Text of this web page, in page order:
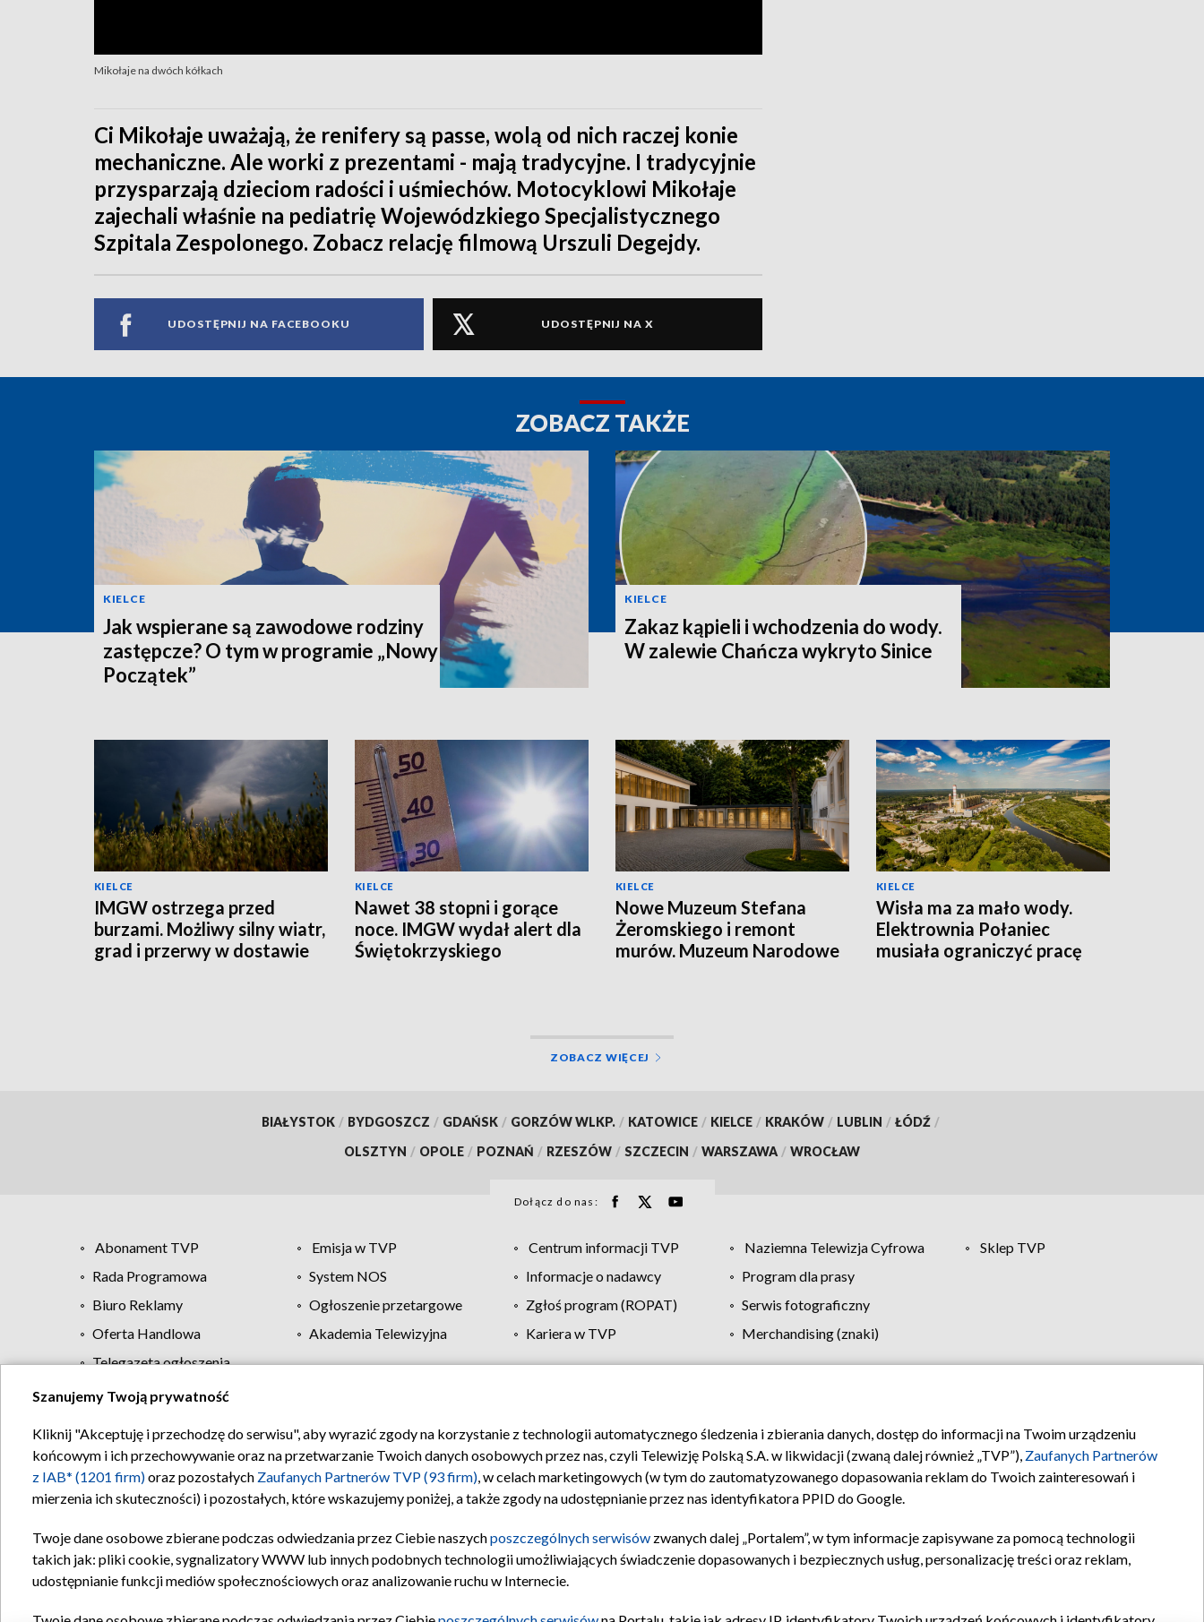
Mikołaje na dwóch kółkach
Ci Mikołaje uważają, że renifery są passe, wolą od nich raczej konie
mechaniczne. Ale worki z prezentami - mają tradycyjne. I tradycyjnie
przysparzają dzieciom radości i uśmiechów. Motocyklowi Mikołaje
zajechali właśnie na pediatrię Wojewódzkiego Specjalistycznego
Szpitala Zespolonego. Zobacz relację filmową Urszuli Degejdy.
UDOSTĘPNIJ NA FACEBOOKU UDOSTĘPNIJ NA X
ZOBACZ TAKŻE
KIELCE
Jak wspierane są zawodowe rodziny
zastępcze? O tym w programie „Nowy
Początek”
KIELCE
Zakaz kąpieli i wchodzenia do wody.
W zalewie Chańcza wykryto Sinice
KIELCE
IMGW ostrzega przed
burzami. Możliwy silny wiatr,
grad i przerwy w dostawie
KIELCE
Nawet 38 stopni i gorące
noce. IMGW wydał alert dla
Świętokrzyskiego
KIELCE
Nowe Muzeum Stefana
Żeromskiego i remont
murów. Muzeum Narodowe
KIELCE
Wisła ma za mało wody.
Elektrownia Połaniec
musiała ograniczyć pracę
ZOBACZ WIĘCEJ
BIAŁYSTOK / BYDGOSZCZ / GDAŃSK / GORZÓW WLKP. / KATOWICE / KIELCE / KRAKÓW / LUBLIN / ŁÓDŹ /
OLSZTYN / OPOLE / POZNAŃ / RZESZÓW / SZCZECIN / WARSZAWA / WROCŁAW
Dołącz do nas:
Abonament TVP Emisja w TVP Centrum informacji TVP Naziemna Telewizja Cyfrowa
Sklep TVP
Rada Programowa
System NOS Informacje o nadawcy
Program dla prasy
Biuro Reklamy
Ogłoszenie przetargowe Zgłoś program (ROPAT)
Serwis fotograficzny
Oferta Handlowa
Akademia Telewizyjna Kariera w TVP
Merchandising (znaki)
Telegazeta ogłoszenia
Regulamin TVP Polityka prywatności Moje zgody Pomoc Biuro reklamy Kontakt
Szanujemy Twoją prywatność
Kliknij "Akceptuję i przechodzę do serwisu", aby wyrazić zgody na korzystanie z technologii automatycznego śledzenia i zbierania danych, dostęp do informacji na Twoim urządzeniu
końcowym i ich przechowywanie oraz na przetwarzanie Twoich danych osobowych przez nas, czyli Telewizję Polską S.A. w likwidacji (zwaną dalej również „TVP”), Zaufanych Partnerów
z IAB* (1201 firm)oraz pozostałych Zaufanych Partnerów TVP (93 firm), w celach marketingowych (w tym do zautomatyzowanego dopasowania reklam do Twoich zainteresowań i
mierzenia ich skuteczności) i pozostałych, które wskazujemy poniżej, a także zgody na udostępnianie przez nas identyfikatora PPID do Google.
Twoje dane osobowe zbierane podczas odwiedzania przez Ciebie naszychposzczególnych serwisów zwanych dalej „Portalem”, w tym informacje zapisywane za pomocą technologii
takich jak: pliki cookie, sygnalizatory WWW lub innych podobnych technologii umożliwiających świadczenie dopasowanych i bezpiecznych usług, personalizację treści oraz reklam,
udostępnianie funkcji mediów społecznościowych oraz analizowanie ruchu w Internecie.